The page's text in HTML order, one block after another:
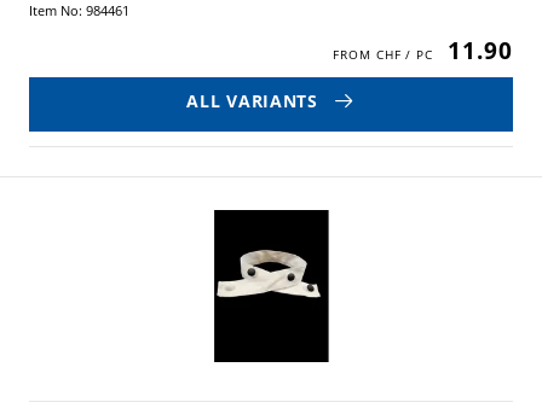
Item No: 984461
11.90
ALL VARIANTS